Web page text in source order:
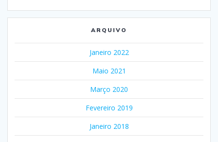
ARQUIVO
Janeiro 2022
Maio 2021
Março 2020
Fevereiro 2019
Janeiro 2018